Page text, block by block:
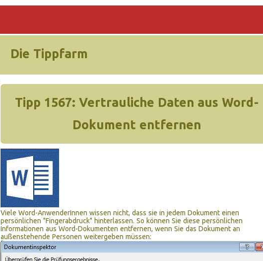
Die Tippfarm
Tipp 1567: Vertrauliche Daten aus Word-
Dokument entfernen
Viele Word-AnwenderInnen wissen nicht, dass sie in jedem Dokument einen
persönlichen "Fingerabdruck" hinterlassen. So können Sie diese persönlichen
Informationen aus Word-Dokumenten entfernen, wenn Sie das Dokument an
außenstehende Personen weitergeben müssen: